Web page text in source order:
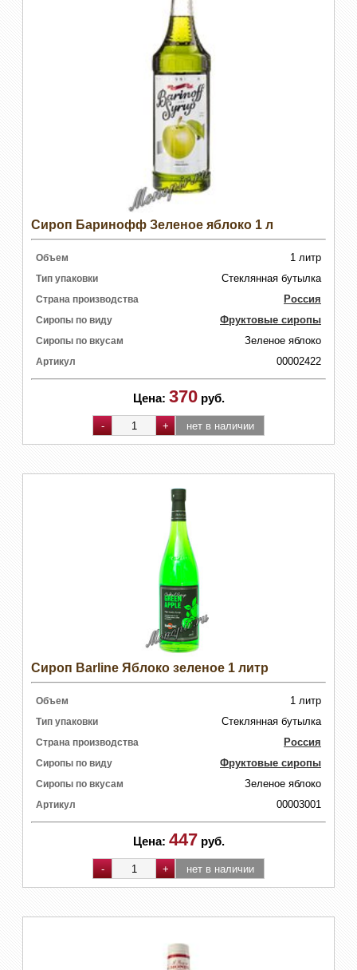
Сироп Баринофф Зеленое яблоко 1 л
Объем 1 литр
Тип упаковки Стеклянная бутылка
Страна производства Россия
Сиропы по виду Фруктовые сиропы
Сиропы по вкусам Зеленое яблоко
Артикул 00002422
Цена: 370 руб.
Сироп Barline Яблоко зеленое 1 литр
Объем 1 литр
Тип упаковки Стеклянная бутылка
Страна производства Россия
Сиропы по виду Фруктовые сиропы
Сиропы по вкусам Зеленое яблоко
Артикул 00003001
Цена: 447 руб.